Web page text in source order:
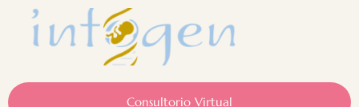
Consultorio Virtual